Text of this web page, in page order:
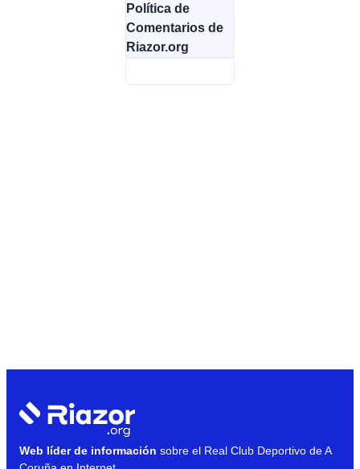
Política de
Comentarios de
Riazor.org
Web líder de información sobre el Real Club Deportivo de A